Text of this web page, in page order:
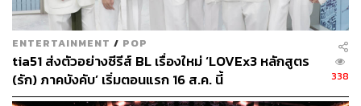
ทำได้เหมาะสม มีความน่ารักและดุดันกำลังดี ทำให้เรา
เหมือนหลุดเข้าไปอยู่ในโลกของผู้ชายร้ายๆ แต่มีความตะมุ
ตะมิ จนแอบเผลอร้อง ‘งู้ยยยยย’ แบบไม่รู้ตัว
หลงอยู่ในเขาวงกตแห่งโลกมาเฟีย
ENTERTAINMENT / POP
tia51 ส่งตัวอย่างซีรีส์ BL เรื่องใหม่ ‘LOVEx3 หลักสูตร
(รัก) ภาคบังคับ’ เริ่มตอนแรก 16 ส.ค. นี้
338